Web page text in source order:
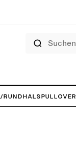
/Rundhalspullover